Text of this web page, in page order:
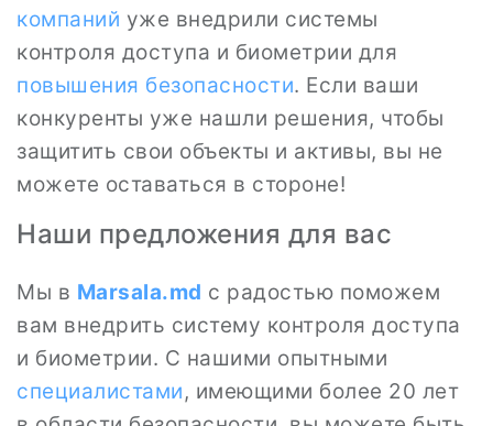
компаний уже внедрили системы
контроля доступа и биометрии для
повышения безопасности. Если ваши
конкуренты уже нашли решения, чтобы
защитить свои объекты и активы, вы не
можете оставаться в стороне!
Наши предложения для вас
Мы в Marsala.md с радостью поможем
вам внедрить систему контроля доступа
и биометрии. С нашими опытными
специалистами, имеющими более 20 лет